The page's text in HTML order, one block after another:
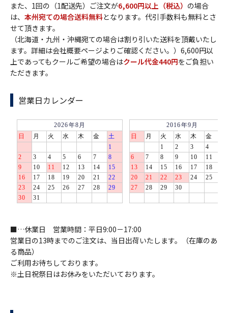
また、1回の（1配送先）ご注文が6,600円以上（税込） の場合
は、 本州宛ての場合送料無料となります。代引手数料も無料とさ
せて頂きます。
（北海道・九州・沖縄宛ての場合は割り引いた送料を頂戴いたし
ます。詳細は会社概要ページよりご確認ください。）6,600円以
上であってもクールご希望の場合はクール代金440円をご負担い
ただきます。
営業日カレンダー
■…休業日 営業時間：平日9:00－17:00
営業日の13時までのご注文は、当日出荷いたします。（在庫のあ
る商品）
ご利用お待ちしております。
※土日祝祭日はお休みをいただいております。